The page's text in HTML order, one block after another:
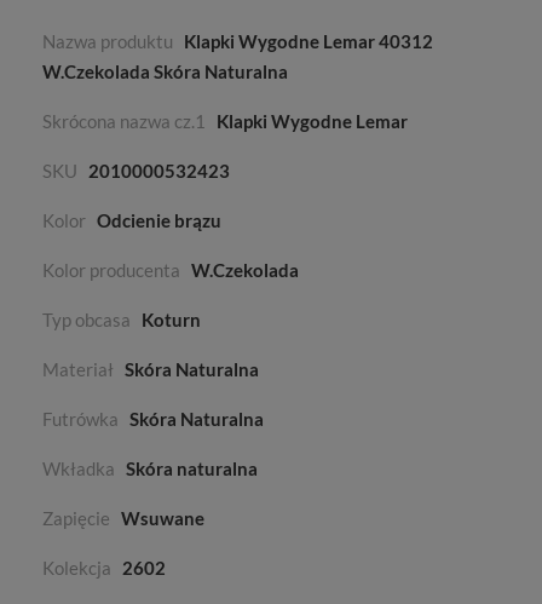
Nazwa produktu
Klapki Wygodne Lemar 40312
W.Czekolada Skóra Naturalna
Skrócona nazwa cz.1 Klapki Wygodne Lemar
SKU 2010000532423
Kolor Odcienie brązu
Kolor producenta W.Czekolada
Typ obcasa Koturn
Materiał Skóra Naturalna
Futrówka Skóra Naturalna
Wkładka Skóra naturalna
Zapięcie Wsuwane
Kolekcja 2602